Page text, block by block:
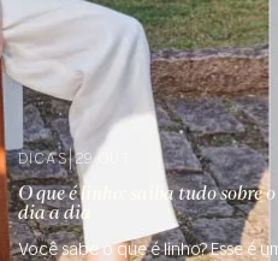
DICAS|29 OUT
O que é linho: saiba tudo sobre
dia a dia
Você sabe o que é linho? Esse é